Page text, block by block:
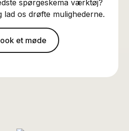
spørgeskema værktøj?
lad os drøfte mulighederne.
et møde